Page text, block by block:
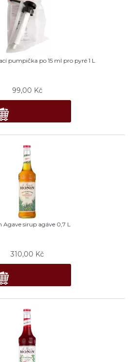
pumpička po 15 ml pro pyré 1 L
99,00 Kč
Agave sirup agáve 0,7 L
310,00 Kč